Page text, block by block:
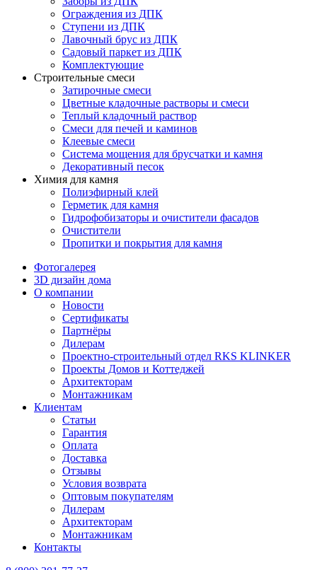
Ограждения из ДПК
Ступени из ДПК
Лавочный брус из ДПК
Садовый паркет из ДПК
Комплектующие
Строительные смеси
Затирочные смеси
Цветные кладочные растворы и смеси
Теплый кладочный раствор
Смеси для печей и каминов
Клеевые смеси
Система мощения для брусчатки и камня
Декоративный песок
Химия для камня
Полиэфирный клей
Герметик для камня
Гидрофобизаторы и очистители фасадов
Очистители
Пропитки и покрытия для камня
Фотогалерея
3D дизайн дома
О компании
Новости
Сертификаты
Партнёры
Дилерам
Проектно-строительный отдел RKS KLINKER
Проекты Домов и Коттеджей
Архитекторам
Монтажникам
Клиентам
Статьи
Гарантия
Оплата
Доставка
Отзывы
Условия возврата
Оптовым покупателям
Дилерам
Архитекторам
Монтажникам
Контакты